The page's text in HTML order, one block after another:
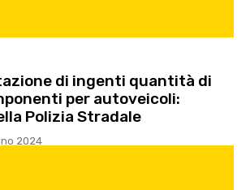
di ingenti quantità di
per autoveicoli:
Polizia Stradale
2024